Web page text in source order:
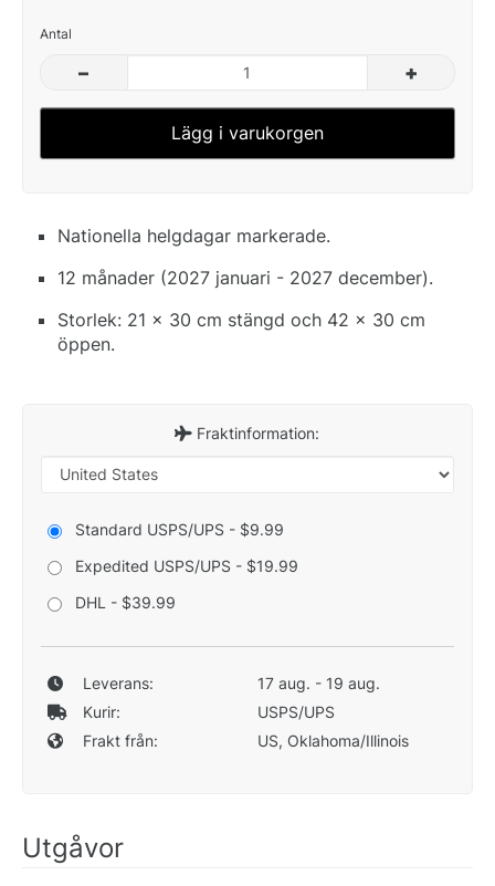
Antal
– +
Lägg i varukorgen
Nationella helgdagar markerade.
12 månader (2027 januari - 2027 december).
Storlek: 21 x 30 cm stängd och 42 x 30 cm
öppen.
Fraktinformation:
Standard USPS/UPS - $9.99
Expedited USPS/UPS - $19.99
DHL - $39.99
Leverans:
17 aug. - 19 aug.
Kurir:
USPS/UPS
Frakt från:
US, Oklahoma/Illinois
Utgåvor